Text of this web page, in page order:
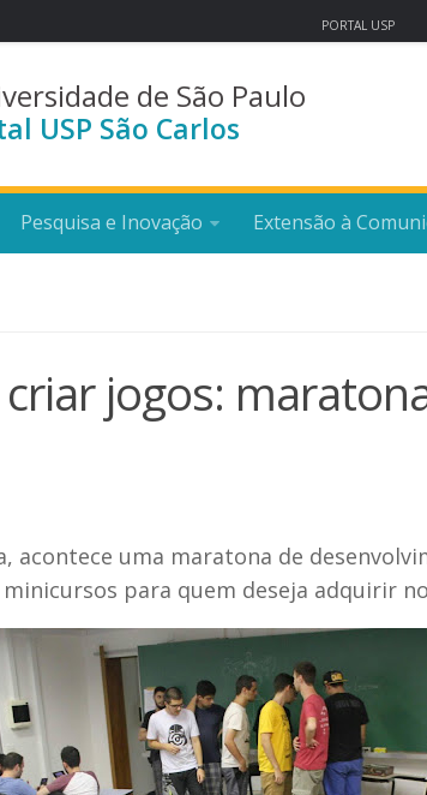
PORTAL USP
de São Paulo
USP São Carlos
Pesquisa e Inovação Extensão à
jogos:
acontece uma maratona de
para quem deseja adquirir